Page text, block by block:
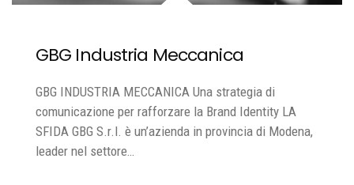
GBG Industria Meccanica
GBG INDUSTRIA MECCANICA Una strategia di
comunicazione per rafforzare la Brand Identity LA
SFIDA GBG S.r.l. è un’azienda in provincia di Modena,
leader nel settore…